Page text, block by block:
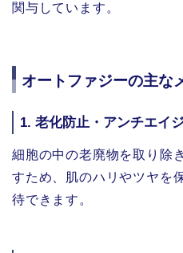
関与しています。
オートファジーの主な
1. 老化防止・アンチエイ
細胞の中の老廃物を取り除
すため、肌のハリやツヤを
待できます。